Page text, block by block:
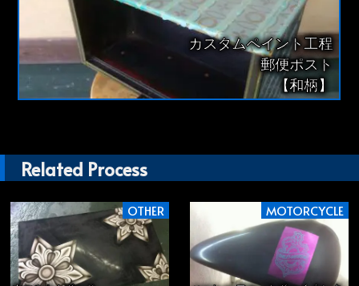
カスタムペイント工程
郵便ポスト
【和柄】
Related Process
OTHER MOTORCYCLE